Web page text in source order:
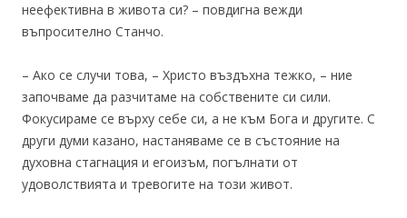
неефективна в живота си? – повдигна вежди
въпросително Станчо.
– Ако се случи това, – Христо въздъхна тежко, – ние
започваме да разчитаме на собствените си сили.
Фокусираме се върху себе си, а не към Бога и другите. С
други думи казано, настаняваме се в състояние на
духовна стагнация и егоизъм, погълнати от
удоволствията и тревогите на този живот.